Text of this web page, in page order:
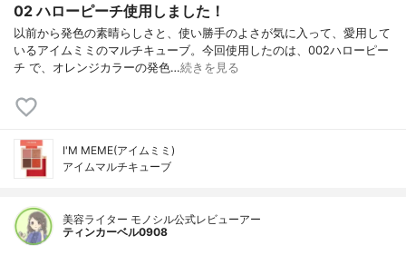
02 ハローピーチ使用しました！
以前から発色の素晴らしさと、使い勝手のよさが気に入って、愛用して
いるアイムミミのマルチキューブ。今回使用したのは、002ハローピー
チ で、オレンジカラーの発色…続きを見る
I'M MEME(アイムミミ)
アイムマルチキューブ
美容ライター モノシル公式レビューアー
ティンカーベル0908